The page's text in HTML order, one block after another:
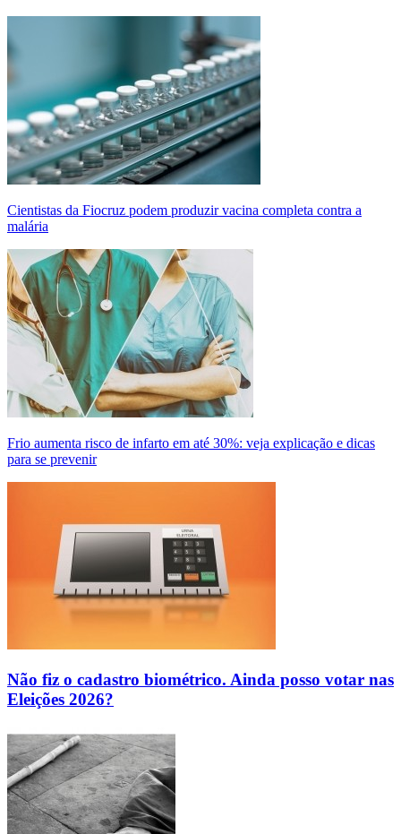
Cientistas da Fiocruz podem produzir vacina completa contra a
malária
Frio aumenta risco de infarto em até 30%: veja explicação e dicas
para se prevenir
Não fiz o cadastro biométrico. Ainda posso votar nas
Eleições 2026?